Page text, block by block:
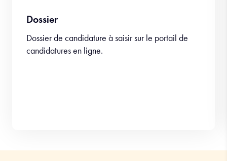
Dossier
Dossier de candidature à saisir sur le portail de
candidatures en ligne.